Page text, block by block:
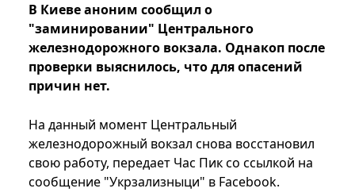
В Киеве аноним сообщил о
"заминировании" Центрального
железнодорожного вокзала. Однакоп после
проверки выяснилось, что для опасений
причин нет.
На данный момент Центральный
железнодорожный вокзал снова восстановил
свою работу, передает Час Пик со ссылкой на
сообщение "Укрзализныци" в Facebook.